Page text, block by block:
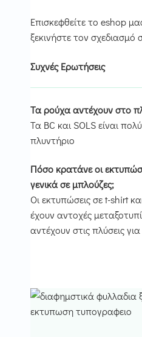
Επισκεφθείτε το eshop
ξεκινήστε τον σχεδιασμό
Συχνές Ερωτήσεις
Τα ρούχα αντέχουν στο
Τα BC και SOLS είναι
πλυντήριο
Πόσο κρατάνε οι
γενικά σε μπλούζες;
Οι εκτυπώσεις σε t-shirt
έχουν αντοχές
αντέχουν στις πλύσεις